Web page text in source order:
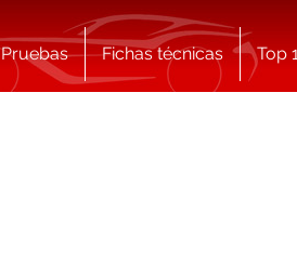
Pruebas Fichas técnicas Top